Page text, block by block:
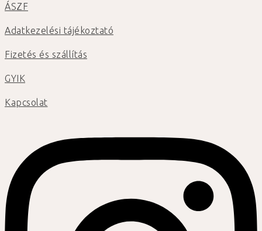
ÁSZF
Adatkezelési tájékoztató
Fizetés és szállítás
GYIK
Kapcsolat